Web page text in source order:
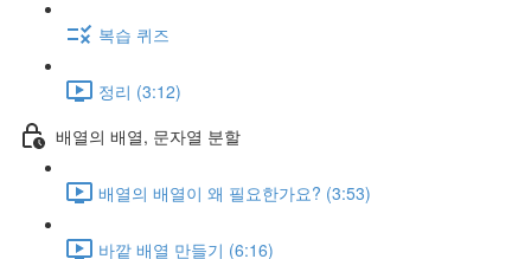
복습 퀴즈
정리 (3:12)
배열의 배열, 문자열 분할
배열의 배열이 왜 필요한가요? (3:53)
바깥 배열 만들기 (6:16)